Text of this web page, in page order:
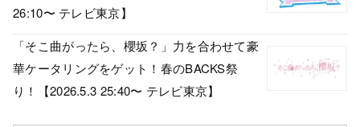
26:10〜 テレビ東京】
「そこ曲がったら、櫻坂？」力を合わせて豪
華ケータリングをゲット！春のBACKS祭
り！【2026.5.3 25:40〜 テレビ東京】